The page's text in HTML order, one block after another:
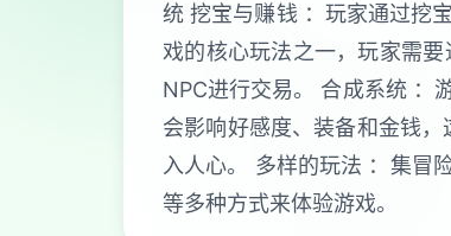
统 挖宝与赚钱 ：玩家通过挖
戏的核心玩法之一，玩家需
NPC进行交易。 合成系统 ：
会影响好感度、装备和金钱
入人心。 多样的玩法 ：集冒
等多种方式来体验游戏。